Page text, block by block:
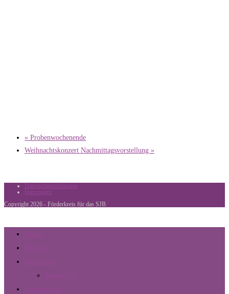
« Probenwochenende
Weihnachtskonzert Nachmittagsvorstellung »
Datenschutzerklärung
Impressum
Copyright 2026 - Förderkreis für das SJB